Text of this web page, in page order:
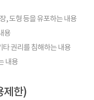
, 도형 등을 유포하는 내용
용
타 권리를 침해하는 내용
내용
제한)